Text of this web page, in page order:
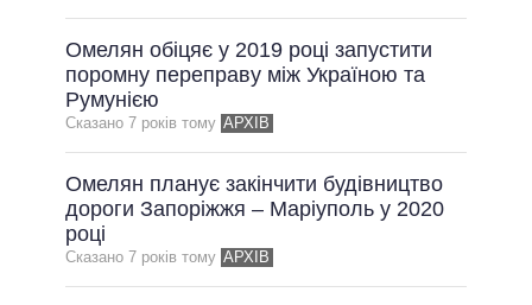
Омелян обіцяє у 2019 році запустити
поромну переправу між Україною та
Румунією
Сказано 7 рокiв тому АРХІВ
Омелян планує закінчити будівництво
дороги Запоріжжя – Маріуполь у 2020
році
Сказано 7 рокiв тому АРХІВ